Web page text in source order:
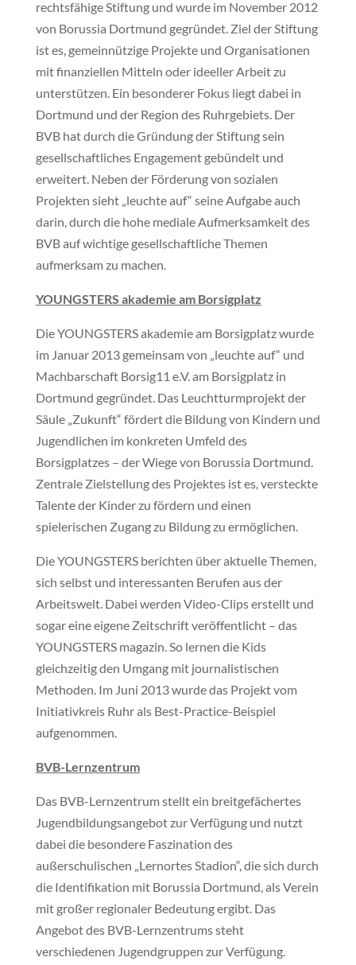
rechtsfähige Stiftung und wurde im November 2012
von Borussia Dortmund gegründet. Ziel der Stiftung
ist es, gemeinnützige Projekte und Organisationen
mit finanziellen Mitteln oder ideeller Arbeit zu
unterstützen. Ein besonderer Fokus liegt dabei in
Dortmund und der Region des Ruhrgebiets. Der
BVB hat durch die Gründung der Stiftung sein
gesellschaftliches Engagement gebündelt und
erweitert. Neben der Förderung von sozialen
Projekten sieht „leuchte auf“ seine Aufgabe auch
darin, durch die hohe mediale Aufmerksamkeit des
BVB auf wichtige gesellschaftliche Themen
aufmerksam zu machen.
YOUNGSTERS akademie am Borsigplatz
Die YOUNGSTERS akademie am Borsigplatz wurde
im Januar 2013 gemeinsam von „leuchte auf“ und
Machbarschaft Borsig11 e.V. am Borsigplatz in
Dortmund gegründet. Das Leuchtturmprojekt der
Säule „Zukunft“ fördert die Bildung von Kindern und
Jugendlichen im konkreten Umfeld des
Borsigplatzes – der Wiege von Borussia Dortmund.
Zentrale Zielstellung des Projektes ist es, versteckte
Talente der Kinder zu fördern und einen
spielerischen Zugang zu Bildung zu ermöglichen.
Die YOUNGSTERS berichten über aktuelle Themen,
sich selbst und interessanten Berufen aus der
Arbeitswelt. Dabei werden Video-Clips erstellt und
sogar eine eigene Zeitschrift veröffentlicht – das
YOUNGSTERS magazin. So lernen die Kids
gleichzeitig den Umgang mit journalistischen
Methoden. Im Juni 2013 wurde das Projekt vom
Initiativkreis Ruhr als Best-Practice-Beispiel
aufgenommen.
BVB-Lernzentrum
Das BVB-Lernzentrum stellt ein breitgefächertes
Jugendbildungsangebot zur Verfügung und nutzt
dabei die besondere Faszination des
außerschulischen „Lernortes Stadion“, die sich durch
die Identifikation mit Borussia Dortmund, als Verein
mit großer regionaler Bedeutung ergibt. Das
Angebot des BVB-Lernzentrums steht
verschiedenen Jugendgruppen zur Verfügung.